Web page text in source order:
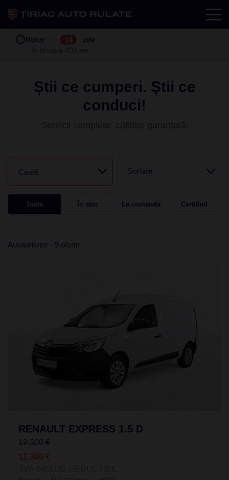
Test drive
Retur 14 zile
Garanție 12 24
Buy back
Știi ce cumperi. Știi ce
conduci!
Caută Sortare
Toate În stoc La comanda Certified
Autoturisme - 9 oferte
RENAULT EXPRESS 1.5 D
12.300 €
11.300 €